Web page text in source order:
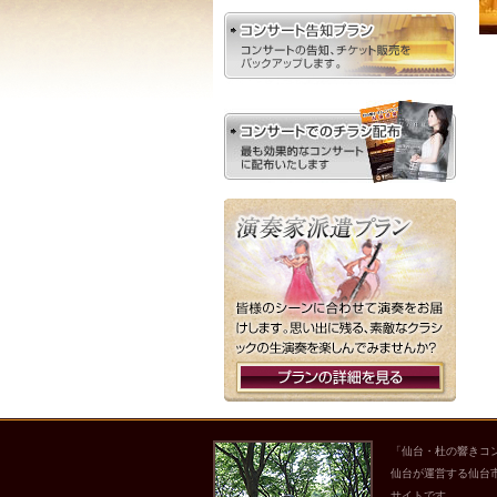
「仙台・杜の響き
仙台が運営する仙台